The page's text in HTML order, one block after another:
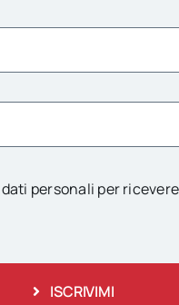
personali per
ISCRIVIMI